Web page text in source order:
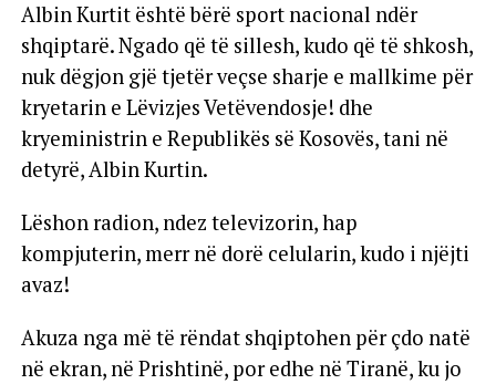
Albin Kurtit është bërë sport nacional ndër
shqiptarë. Ngado që të sillesh, kudo që të shkosh,
nuk dëgjon gjë tjetër veçse sharje e mallkime për
kryetarin e Lëvizjes Vetëvendosje! dhe
kryeministrin e Republikës së Kosovës, tani në
detyrë, Albin Kurtin.
Lëshon radion, ndez televizorin, hap
kompjuterin, merr në dorë celularin, kudo i njëjti
avaz!
Akuza nga më të rëndat shqiptohen për çdo natë
në ekran, në Prishtinë, por edhe në Tiranë, ku jo